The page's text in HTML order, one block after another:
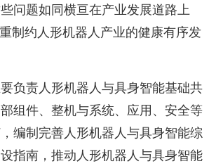
问题如同横亘在产业发展道路上
制约人形机器人产业的健康有序发
负责人形机器人与具身智能基础共
组件、整机与系统、应用、安全等
编制完善人形机器人与具身智能综
指南，推动人形机器人与具身智能